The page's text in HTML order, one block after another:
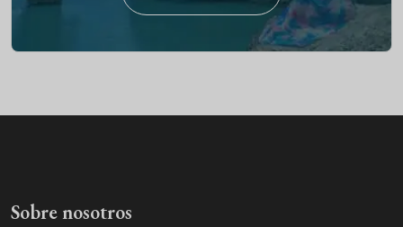
Sobre nosotros